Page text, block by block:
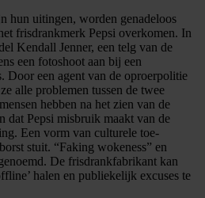
hun uitingen, worden genadeloos
frisdrankmerk Pepsi overkomen. In
Kendall Jenner, een telg van de
een fotoshoot aan bij een
Door een agent van de oproerpolitie
alle problemen tussen de twee
hebben na het zien van de
dat Pepsi misbruik maakt van de
Een vorm van culturele toe-
stuit. “Faking wokeness” en
De frisdrankfabrikant kan
halen en publiekelijk excuses te